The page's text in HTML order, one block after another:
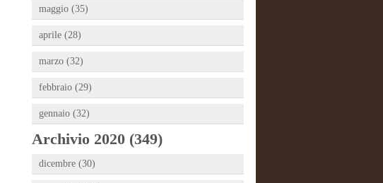
maggio (35)
aprile (28)
marzo (32)
febbraio (29)
gennaio (32)
Archivio 2020 (349)
dicembre (30)